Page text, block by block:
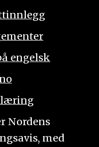
engelsk
Nordens
med